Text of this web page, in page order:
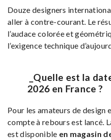
Douze designers
aller à contre-courant. Le
l’audace colorée et
l’exigence technique
_Quelle est la
2026 en France ?
Pour les amateurs de design
compte à rebours est lancé.
est disponible en magasin